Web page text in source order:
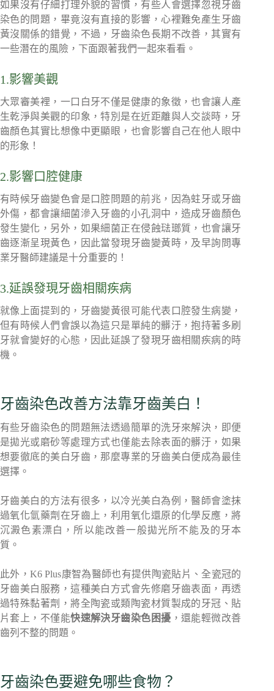
如果沒有仔細打理外貌的習慣，有些人會選擇忽視牙齒
染色的問題，畢竟沒有直接的影響，心裡難免產生牙齒
黃沒關係的錯覺，不過，牙齒染色長期不改善，其實有
一些潛在的風險，下面跟著我們一起來看看。
1.影響美觀
大眾審美裡，一口白牙不僅是健康的象徵，也會讓人產
生乾淨與美觀的印象，特別是在近距離與人交談時，牙
齒顏色其實比想像中更顯眼，也會影響自己在他人眼中
的形象！
2.影響口腔健康
有時候牙齒變色會是口腔問題的前兆，因為蛀牙或牙齒
外傷，都會讓細菌滲入牙齒的小孔洞中，造成牙齒顏色
發生變化，另外，如果細菌正在侵蝕琺瑯質，也會讓牙
齒逐漸呈現黃色，因此當發現牙齒變黃時，及早詢問專
業牙醫師建議是十分重要的！
3.延誤發現牙齒相關疾病
就像上面提到的，牙齒變黃很可能代表口腔發生病變，
但有時候人們會誤以為這只是單純的髒汙，抱持著多刷
牙就會變好的心態，因此延誤了發現牙齒相關疾病的時
機。
牙齒染色改善方法靠牙齒美白！
有些牙齒染色的問題無法透過簡單的洗牙來解決，即便
是拋光或磨砂等處理方式也僅能去除表面的髒汙，如果
想要徹底的美白牙齒，那麼專業的牙齒美白便成為最佳
選擇。
牙齒美白的方法有很多，以冷光美白為例，醫師會塗抹
過氧化氫藥劑在牙齒上，利用氧化還原的化學反應，將
沉澱色素漂白，所以能改善一般拋光所不能及的牙本
質。
此外，K6 Plus康智為醫師也有提供陶瓷貼片、全瓷冠的
牙齒美白服務，這種美白方式會先修磨牙齒表面，再透
過特殊黏著劑，將全陶瓷或類陶瓷材質製成的牙冠、貼
片套上，不僅能快速解決牙齒染色困擾 ，還能輕微改善
齒列不整的問題。
牙齒染色要避免哪些食物？